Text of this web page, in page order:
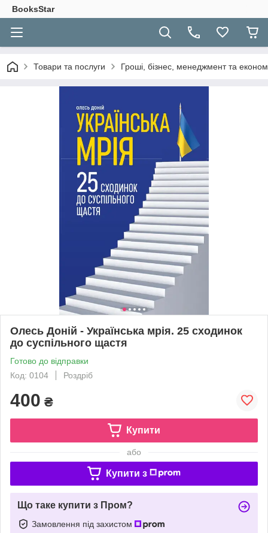
BooksStar
Товари та послуги Гроші, бізнес, менеджмент та
Олесь Доній - Українська мрія. 25 сходинок
до суспільного щастя
Готово до відправки
Код: 0104
Роздріб
400 ₴
Купити
або
Купити з
Що таке купити з Пром?
Замовлення під захистом